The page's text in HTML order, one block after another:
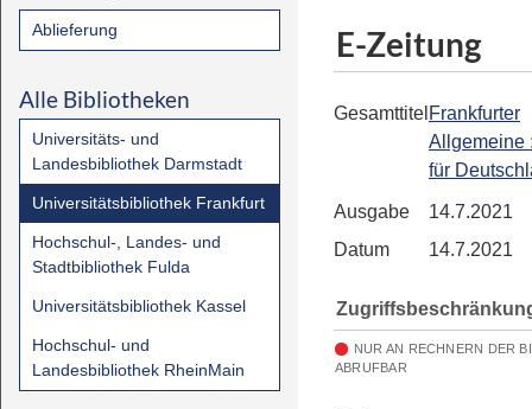
Ablieferung
Alle Bibliotheken
Universitäts- und
Landesbibliothek Darmstadt
Universitätsbibliothek Frankfurt
Hochschul-, Landes- und
Stadtbibliothek Fulda
Universitätsbibliothek Kassel
Hochschul- und
Landesbibliothek RheinMain
E-Zeitung
Gesamttitel Frankfurter
Allgemeine
für
Ausgabe
14.7.2021
Datum
14.7.2021
NUR AN RECHNERN DER
ABRUFBAR